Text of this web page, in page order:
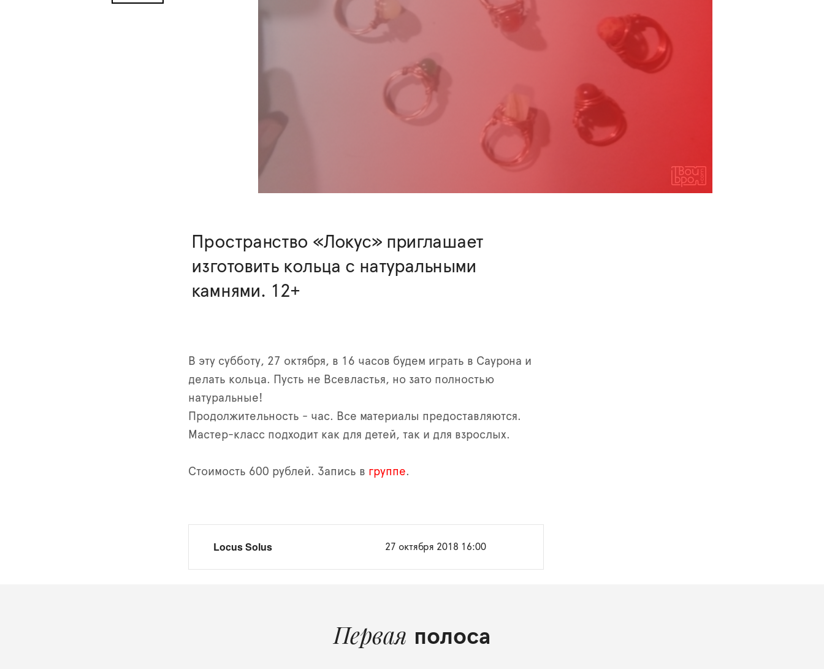
Пространство «Локус» приглашает
изготовить кольца с натуральными
камнями. 12+
В эту субботу, 27 октября, в 16 часов будем играть в Саурона и
делать кольца. Пусть не Всевластья, но зато полностью
натуральные!
Продолжительность - час. Все материалы предоставляются.
Мастер-класс подходит как для детей, так и для взрослых.
Стоимость 600 рублей. Запись в группе.
Locus Solus 27 октября 2018 16:00
Первая полоса